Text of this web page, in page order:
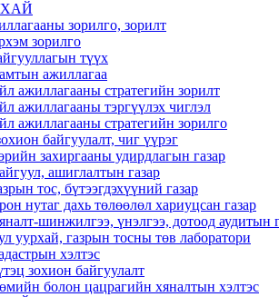
зорилго, зорилт
зорилго
түүх
ажиллагаа
ажиллагааны стратегийн зорилт
ажиллагааны тэргүүлэх чиглэл
ажиллагааны стратегийн зорилго
байгуулалт, чиг үүрэг
захиргааны удирдлагын газар
ашиглалтын газар
тос, бүтээгдэхүүний газар
нутаг дахь төлөөлөл хариуцсан газар
шинжилгээ, үнэлгээ, дотоод аудитын
уурхай, газрын тосны төв лаборатори
хэлтэс
зохион байгуулалт
болон цацрагийн хяналтын хэлтэс